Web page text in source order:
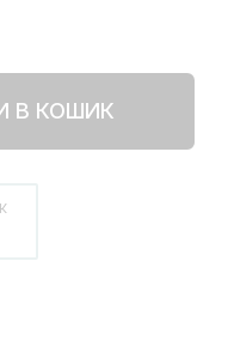
В КОШИК